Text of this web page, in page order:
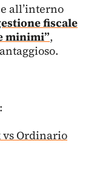
all’interno
fiscale
minimi”,
vs Ordinario